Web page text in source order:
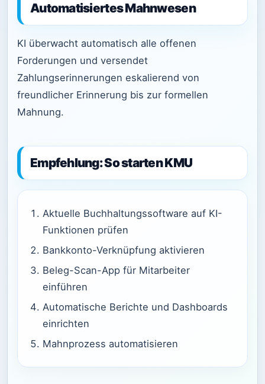
Automatisiertes Mahnwesen
KI überwacht automatisch alle offenen
Forderungen und versendet
Zahlungserinnerungen eskalierend von
freundlicher Erinnerung bis zur formellen
Mahnung.
Empfehlung: So starten KMU
Aktuelle Buchhaltungssoftware auf KI-
Funktionen prüfen
Bankkonto-Verknüpfung aktivieren
Beleg-Scan-App für Mitarbeiter
einführen
Automatische Berichte und Dashboards
einrichten
Mahnprozess automatisieren